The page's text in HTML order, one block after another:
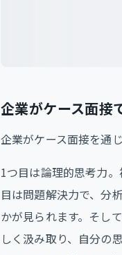
企業がケース面接
企業がケース面接を通
1つ目は論理的思考力
目は問題解決力で、分
かが見られます。そし
しく汲み取り、自分の